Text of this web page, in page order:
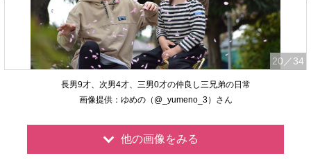
20 ／34
長男9才、次男4才、三男0才の仲良し三兄弟の日常
画像提供：ゆめの（@_yumeno_3）さん
他の画像をみる